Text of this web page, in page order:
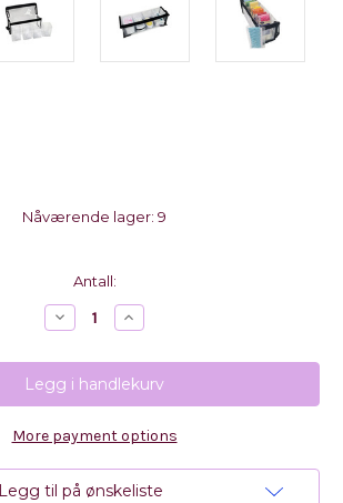
Nåværende lager: 9
Antall:
Reduser
antall
Totally
Tiffany
-
Buddy
-
Øk
antall
Totally
Tiffany
-
Buddy
Bag
-
More payment options
Legg til på ønskeliste